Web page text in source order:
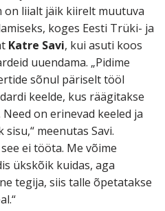
on liialt jäik kiirelt muutuva
koges Eesti Trüki- ja
Katre Savi, kui asuti koos
uuendama. „Pidime
sõnul päriselt tööl
keelde, kus räägitakse
on erinevad keeled ja
meenutas Savi.
ei tööta. Me võime
ükskõik kuidas, aga
tegija, siis talle õpetatakse